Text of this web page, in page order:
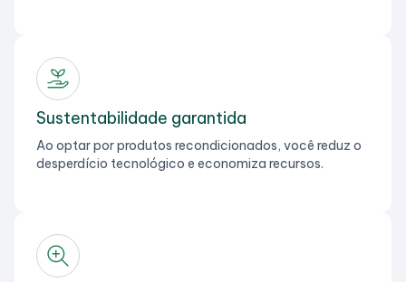
Sustentabilidade garantida
Ao optar por produtos recondicionados, você reduz o
desperdício tecnológico e economiza recursos.